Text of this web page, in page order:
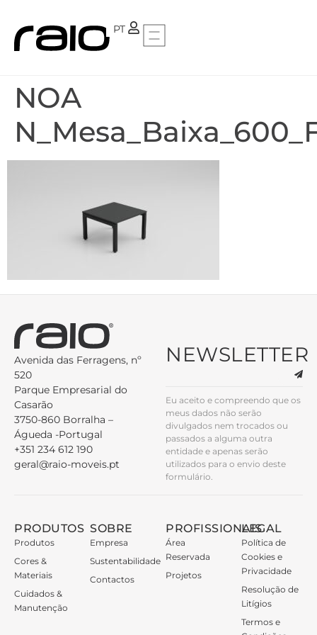
PT
FR
NOA
Avenida das Ferragens, nº
520
Parque Empresarial do
Casarão
3750-860 Borralha –
Águeda -Portugal
+351 234 612 190
geral@raio-moveis.pt
NEWSLETTER
Eu aceito e compreendo que os
meus dados não serão
divulgados nem trocados ou
passados a alguma outra
entidade e apenas serão
utilizados para o envio deste
formulário.
PRODUTOS
Produtos
Cores &
Materiais
Cuidados &
Manutenção
SOBRE
Empresa
Sustentabilidade
Contactos
PROFISSIONAIS
Área
Reservada
Projetos
LEGAL
Política de
Cookies e
Privacidade
Resolução de
Litígios
Termos e